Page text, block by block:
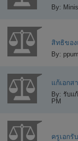
By:
สิทธิของ
By:
แก้เอกส
By: รับแ
PM
ครูเอก